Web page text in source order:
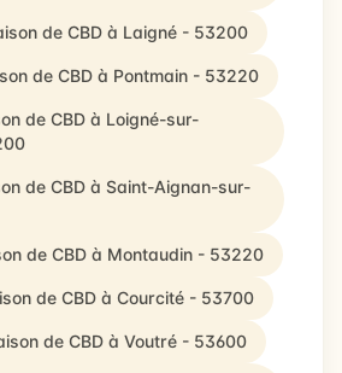
de CBD à Laigné - 53200
de CBD à Pontmain - 53220
de CBD à Loigné-sur-
de CBD à Saint-Aignan-sur-
de CBD à Montaudin - 53220
de CBD à Courcité - 53700
de CBD à Voutré - 53600